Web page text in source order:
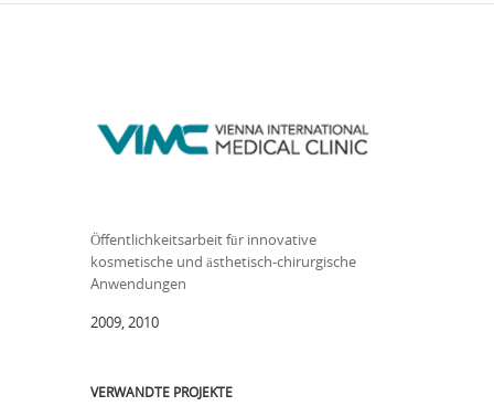
Öffentlichkeitsarbeit für innovative
kosmetische und ästhetisch-chirurgische
Anwendungen
2009, 2010
VERWANDTE PROJEKTE